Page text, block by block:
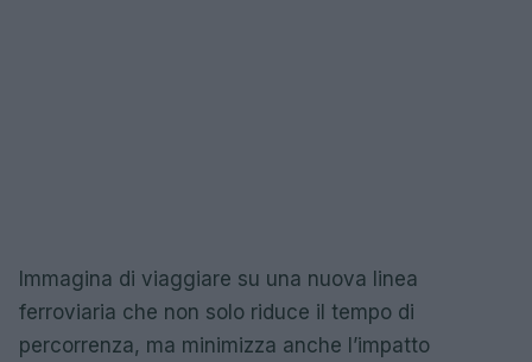
Immagina di viaggiare su una nuova linea
ferroviaria che non solo riduce il tempo di
percorrenza, ma minimizza anche l’impatto